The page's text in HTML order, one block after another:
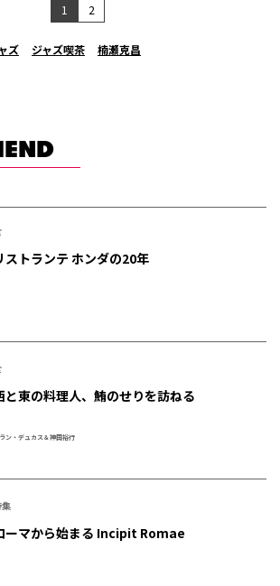
1 2
ズ ジャズ喫茶 楠瀬克昌
ストランテ ホンダの20年
と東の料理人、鮪のせりを訪ねる
ン・デュカス＆神田裕行
集
ーマから始まる Incipit Romae